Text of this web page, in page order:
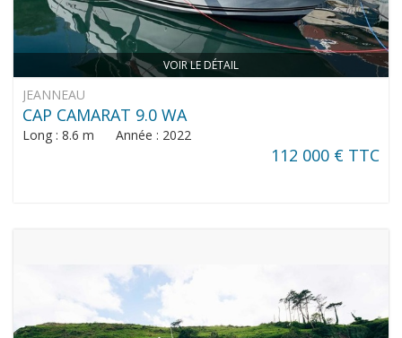
VOIR LE DÉTAIL
JEANNEAU
CAP CAMARAT 9.0 WA
Long : 8.6 m Année : 2022
112 000 € TTC